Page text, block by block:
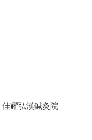
耀弘漢鍼灸院